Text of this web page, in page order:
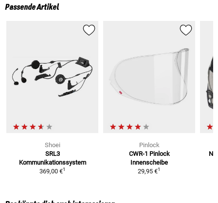
Passende Artikel
Shoei
SRL3
Kommunikationssystem
369,00 €1
Pinlock
CWR-1 Pinlock
Innenscheibe
29,95 €1